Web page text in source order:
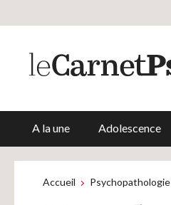
A la une Adolescence
Accueil Psychopathologie